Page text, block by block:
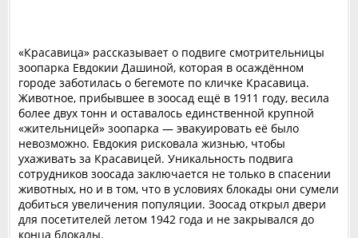
«Красавица» рассказывает о подвиге смотрительницы
зоопарка Евдокии Дашиной, которая в осаждённом
городе заботилась о бегемоте по кличке Красавица.
Животное, прибывшее в зоосад ещё в 1911 году, весила
более двух тонн и оставалось единственной крупной
«жительницей» зоопарка — эвакуировать её было
невозможно. Евдокия рисковала жизнью, чтобы
ухаживать за Красавицей. Уникальность подвига
сотрудников зоосада заключается не только в спасении
животных, но и в том, что в условиях блокады они сумели
добиться увеличения популяции. Зоосад открыл двери
для посетителей летом 1942 года и не закрывался до
конца блокады.